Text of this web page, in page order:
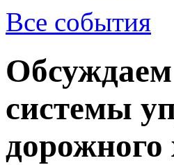
Все события
системы
дорожного